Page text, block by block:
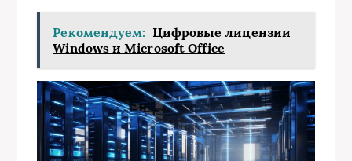
Рекомендуем: Цифровые лицензии
Windows и Microsoft Office